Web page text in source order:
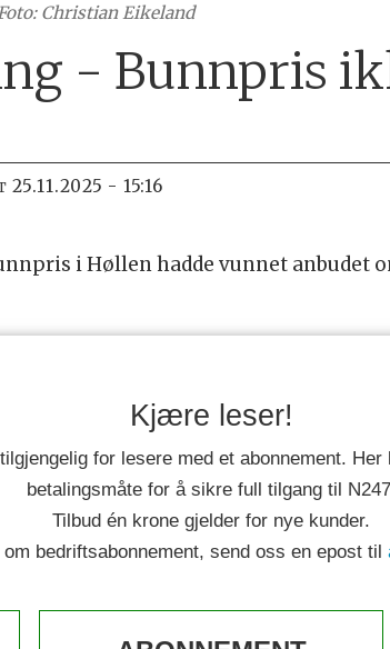
Christian Eikeland
- Bunnpris
25.11.2025 - 15:16
i Høllen hadde vunnet anbudet
Kjære leser!
for lesere med et abonnement.
betalingsmåte for å sikre full tilgang til
Tilbud én krone gjelder for nye kunder.
bedriftsabonnement, send oss en epost til